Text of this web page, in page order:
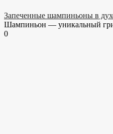
Запеченные шампиньоны в
Шампиньон — уникальный
0